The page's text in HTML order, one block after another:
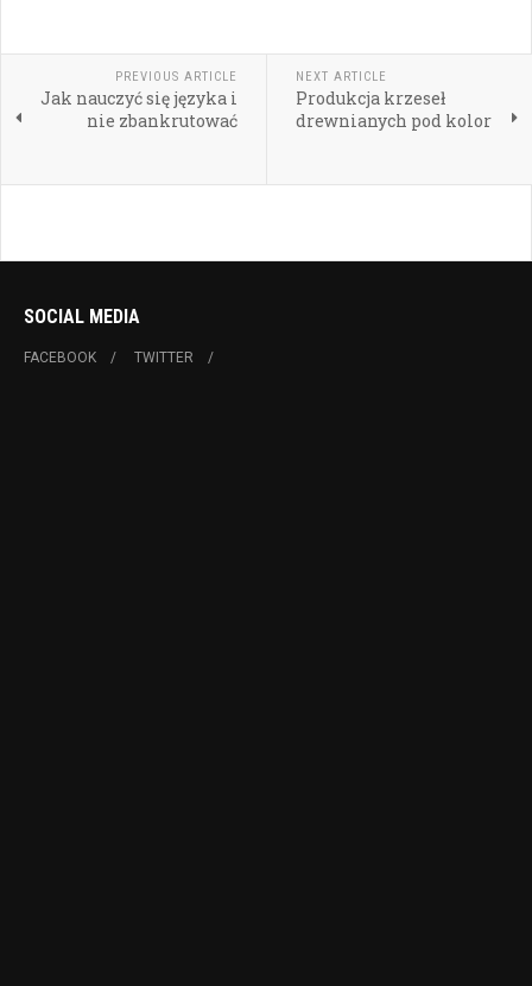
PREVIOUS ARTICLE
Jak nauczyć się języka i
nie zbankrutować
NEXT ARTICLE
Produkcja krzeseł
drewnianych pod kolor
SOCIAL MEDIA
FACEBOOK TWITTER